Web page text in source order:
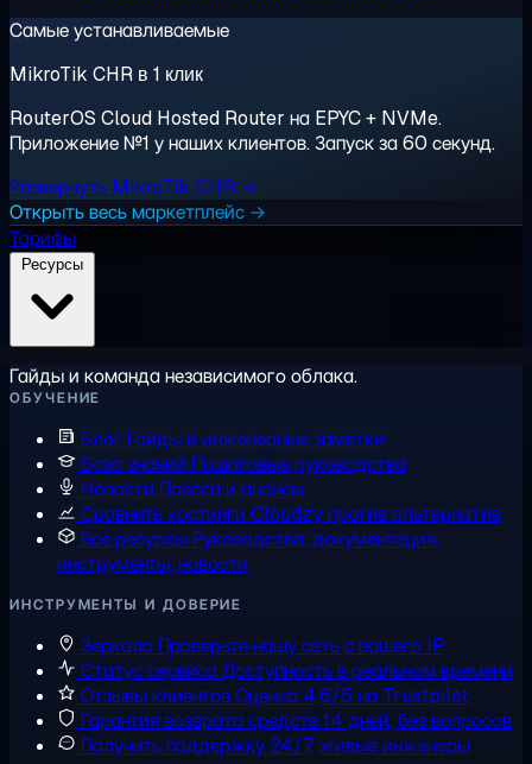
Самые устанавливаемые
MikroTik CHR в 1 клик
RouterOS Cloud Hosted Router на EPYC + NVMe.
Приложение №1 у наших клиентов. Запуск за 60 секунд.
Развернуть MikroTik CHR →
Открыть весь маркетплейс →
Тарифы
Гайды и команда независимого облака.
ОБУЧЕНИЕ
Блог Гайды и инженерные заметки
База знаний Пошаговые руководства
Новости Пресса и анонсы
Сравнить хостинги Cloudzy против альтернатив
Все ресурсыРуководства, документация,
инструменты, новости
ИНСТРУМЕНТЫ И ДОВЕРИЕ
Зеркало Проверьте нашу сеть с вашего IP
Статус сервисаДоступность в реальном времени
Отзывы клиентовОценка 4,6/5 на Trustpilot
Гарантия возврата средств14 дней, без вопросов
Получить поддержку 24/7, живые инженеры